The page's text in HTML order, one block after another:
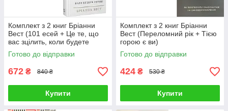
Комплект з 2 книг Бріанни
Вест (101 есей + Це те, що
вас зцілить, коли будете
готові)
Готово до відправки
672 ₴ 840 ₴
Купити
Комплект з 2 книг Бріанни
Вест (Переломний рік + Тією
горою є ви)
Готово до відправки
424 ₴ 530 ₴
Купити